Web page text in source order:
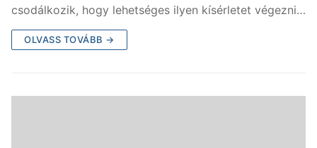
csodálkozik, hogy lehetséges ilyen kísérletet végezni…
OLVASS TOVÁBB →